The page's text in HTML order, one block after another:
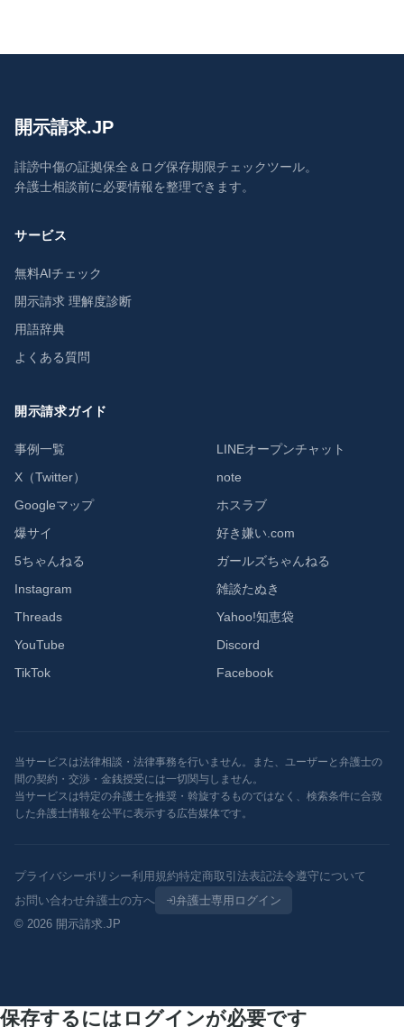
開示請求.JP
誹謗中傷の証拠保全＆ログ保存期限チェックツール。
弁護士相談前に必要情報を整理できます。
サービス
無料AIチェック
開示請求 理解度診断
用語辞典
よくある質問
開示請求ガイド
事例一覧
X（Twitter）
Googleマップ
爆サイ
5ちゃんねる
Instagram
Threads
YouTube
TikTok
LINEオープンチャット
note
ホスラブ
好き嫌い.com
ガールズちゃんねる
雑談たぬき
Yahoo!知恵袋
Discord
Facebook
当サービスは法律相談・法律事務を行いません。また、ユーザーと弁護士の
間の契約・交渉・金銭授受には一切関与しません。
当サービスは特定の弁護士を推奨・斡旋するものではなく、検索条件に合致
した弁護士情報を公平に表示する広告媒体です。
プライバシーポリシー利用規約特定商取引法表記法令遵守について
お問い合わせ弁護士の方へ
弁護士専用ログイン
© 2026 開示請求.JP
保存するにはログインが必要です